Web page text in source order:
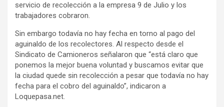
servicio de recolección a la empresa 9 de Julio y los
trabajadores cobraron.
Sin embargo todavía no hay fecha en torno al pago del
aguinaldo de los recolectores. Al respecto desde el
Sindicato de Camioneros señalaron que “está claro que
ponemos la mejor buena voluntad y buscamos evitar que
la ciudad quede sin recolección a pesar que todavía no hay
fecha para el cobro del aguinaldo”, indicaron a
Loquepasa.net.